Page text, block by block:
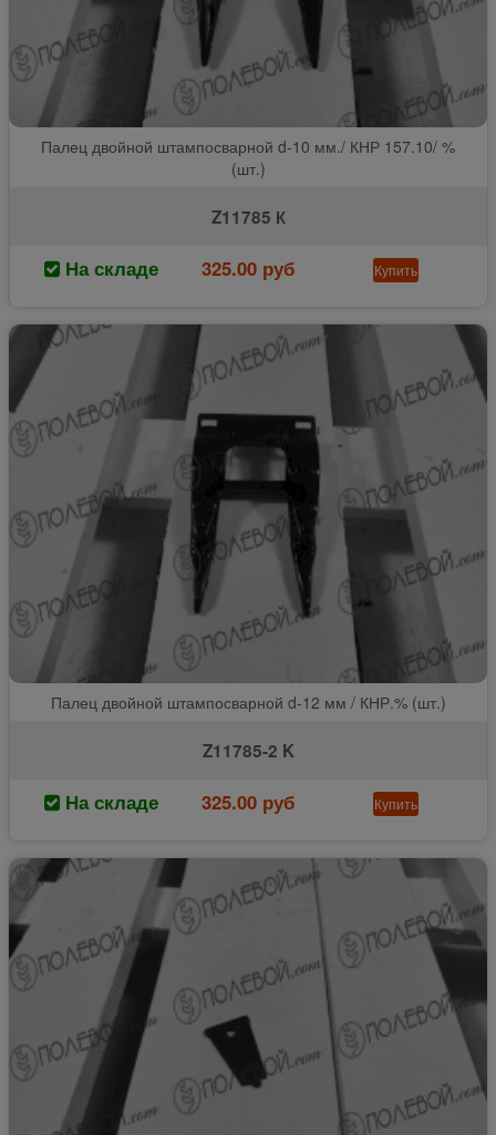
Палец двойной штампосварной d-10 мм./ КНР 157.10/ %
(шт.)
Z11785 К
На складе 325.00 руб Купить
Палец двойной штампосварной d-12 мм / КНР.% (шт.)
Z11785-2 K
На складе 325.00 руб Купить